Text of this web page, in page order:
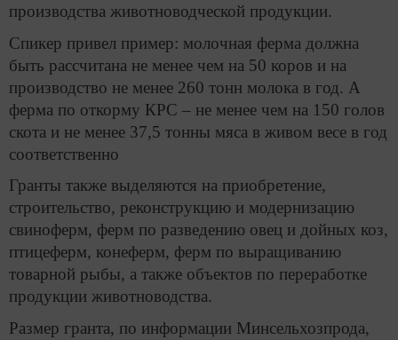
производства животноводческой продукции.
Спикер привел пример: молочная ферма должна
быть рассчитана не менее чем на 50 коров и на
производство не менее 260 тонн молока в год. А
ферма по откорму КРС – не менее чем на 150 голов
скота и не менее 37,5 тонны мяса в живом весе в год
соответственно
Гранты также выделяются на приобретение,
строительство, реконструкцию и модернизацию
свиноферм, ферм по разведению овец и дойных коз,
птицеферм, конеферм, ферм по выращиванию
товарной рыбы, а также объектов по переработке
продукции животноводства.
Размер гранта, по информации Минсельхозпрода,